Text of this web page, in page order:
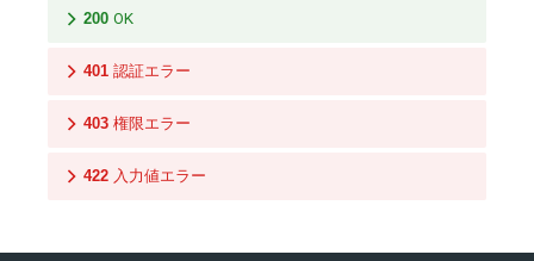
200 OK
401 認証エラー
403 権限エラー
422 入力値エラー